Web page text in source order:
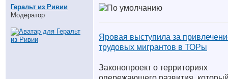
Геральт из Ривии
Модератор
Яровая выступила за
трудовых мигрантов в ТОРы
Законопроект о территориях